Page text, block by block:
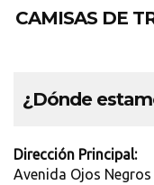
CAMISAS DE
¿Dónde
Dirección Principal:
Avenida Ojos Negros